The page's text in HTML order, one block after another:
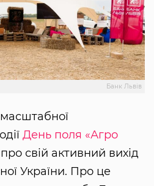
Банк Львів
День поля «Агро
свій активний вихід
України. Про це